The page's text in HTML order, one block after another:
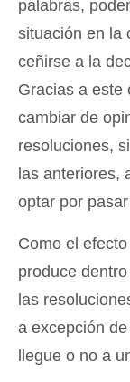
palabras,
situación en la
ceñirse a la
Gracias a este
cambiar de
resoluciones,
las anteriores,
optar por
Como el
produce
las
a excepción
llegue o no a